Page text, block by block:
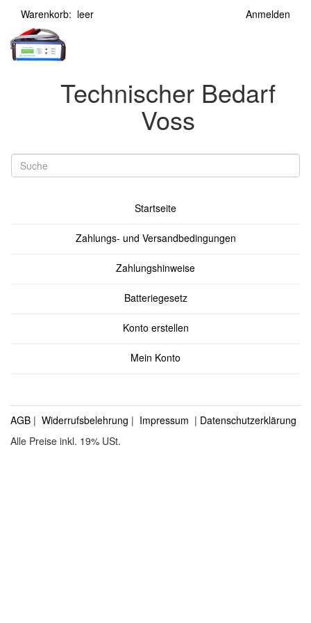
Warenkorb: leer Anmelden
Technischer Bedarf
Voss
Startseite
Zahlungs- und Versandbedingungen
Zahlungshinweise
Batteriegesetz
Konto erstellen
Mein Konto
AGB | Widerrufsbelehrung | Impressum | Datenschutzerklärung
Alle Preise inkl. 19% USt.